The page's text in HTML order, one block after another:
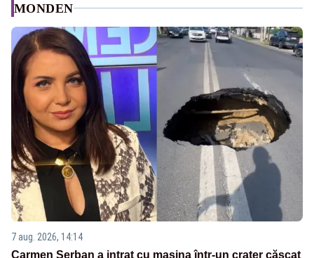
MONDEN
7 aug. 2026, 14:14
Carmen Șerban a intrat cu mașina într-un crater căscat